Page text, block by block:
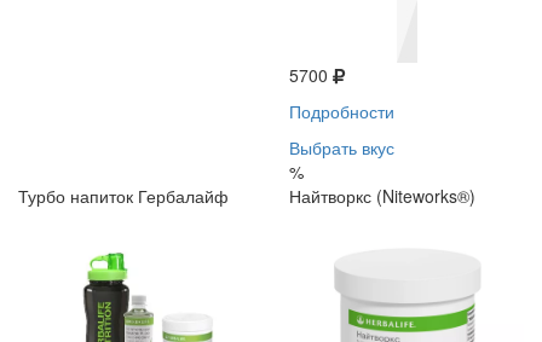
5700
Подробности
Выбрать вкус
%
Турбо напиток Гербалайф
Найтворкс (Niteworks®)